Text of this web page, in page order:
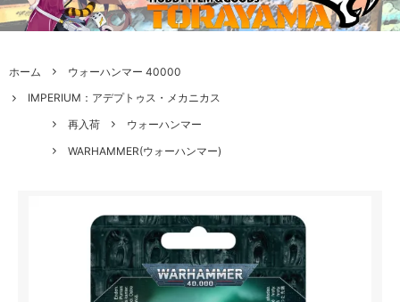
ホーム
ウォーハンマー 40000
IMPERIUM：アデプトゥス・メカニカス
再入荷
ウォーハンマー
WARHAMMER(ウォーハンマー)